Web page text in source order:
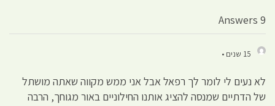
9 Answers
15 שנים •
לא נעים לי לומר לך רפאל אבל אני ממש מקווה שאתה מושתל
של הדתיים שמנסה להציג אותנו החילוניים באור מגוחך, הרבה